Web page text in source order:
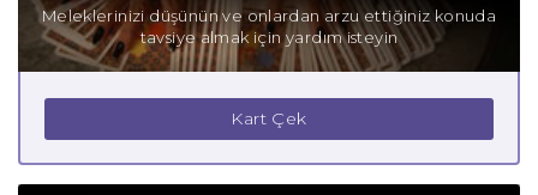
Meleklerinizi düşünün ve onlardan arzu ettiğiniz konuda
tavsiye almak için yardım isteyin
Kart Çek